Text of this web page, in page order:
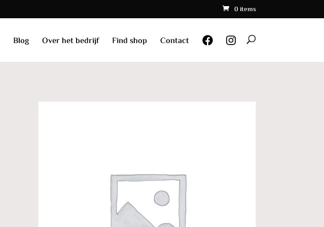
0 items
Blog Over het bedrijf Find shop Contact